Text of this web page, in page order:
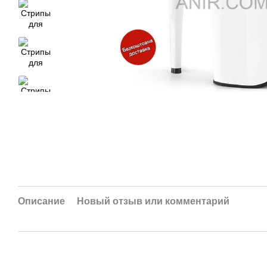
Описание Новый отзыв или комментарий